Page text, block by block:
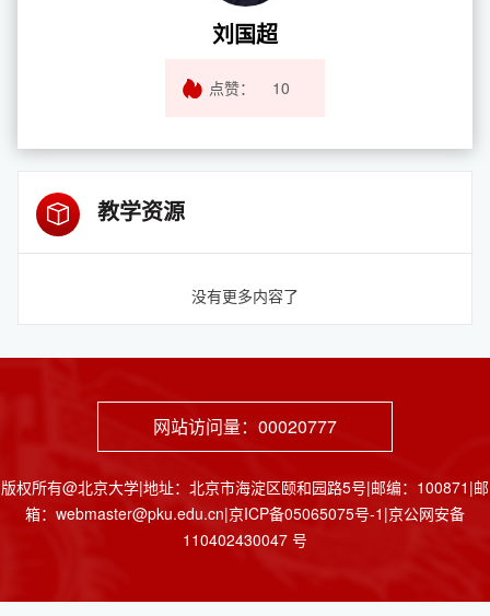
刘国超
点赞： 10
教学资源
没有更多内容了
网站访问量： 00020777
版权所有@北京大学|地址：北京市海淀区颐和园路5号|邮编：100871|邮
箱：webmaster@pku.edu.cn|京ICP备05065075号-1|京公网安备
110402430047 号